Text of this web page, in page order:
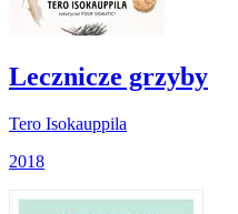
Lecznicze grzyby
Tero Isokauppila
2018